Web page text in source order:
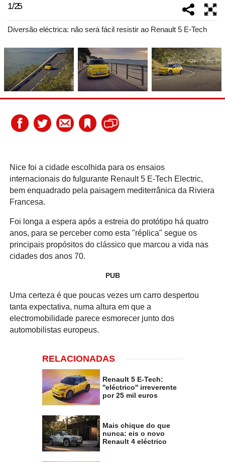
1/25
Diversão eléctrica: não será fácil resistir ao Renault 5 E-Tech
Nice foi a cidade escolhida para os ensaios
internacionais do fulgurante Renault 5 E-Tech Electric,
bem enquadrado pela paisagem mediterrânica da Riviera
Francesa.
Foi longa a espera após a estreia do protótipo há quatro
anos, para se perceber como esta "réplica" segue os
principais propósitos do clássico que marcou a vida nas
cidades dos anos 70.
PUB
Uma certeza é que poucas vezes um carro despertou
tanta expectativa, numa altura em que a
electromobilidade parece esmorecer junto dos
automobilistas europeus.
RELACIONADAS
Renault 5 E-Tech:
''eléctrico'' irreverente
por 25 mil euros
Mais chique do que
nunca: eis o novo
Renault 4 eléctrico